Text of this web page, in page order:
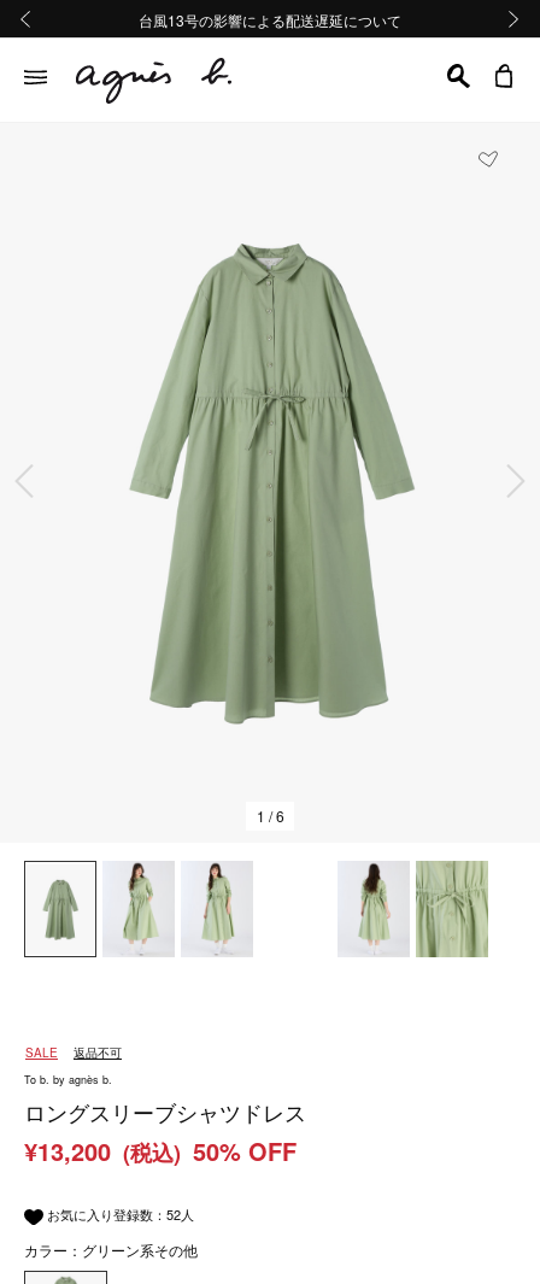
熊本地域地震の影響による配送遅延について
Summer Sale 2buy10%OFF!!
台風13号の影響による配送遅延について
熊本地域地震の影響による配送遅延について
Summer Sale 2buy10%OFF!!
前の画像
1 / 6
SALE 返品不可
To b. by agnès b.
ロングスリーブシャツドレス
¥13,200 (税込) 50% OFF
お気に入り登録数： 52人
カラー：グリーン系その他